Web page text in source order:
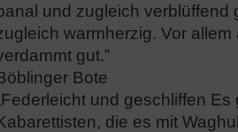
und zugleich verblüffend
warmherzig. Vor allem
gut.”
Bote
und geschliffen Es
die es mit